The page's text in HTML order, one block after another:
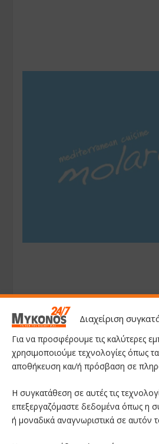
Διαχείριση
Για να προσφέρουμε τις καλύτερες
χρησιμοποιούμε τεχνολογίες όπως
αποθήκευση και/ή πρόσβαση σε
Η συγκατάθεση σε αυτές τις
επεξεργαζόμαστε δεδομένα όπως η
ή μοναδικά αναγνωριστικά σε αυτόν